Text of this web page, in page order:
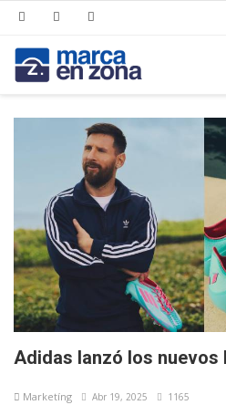
Adidas lanzó los nuevos
Marketíng Abr 19, 2025 1165